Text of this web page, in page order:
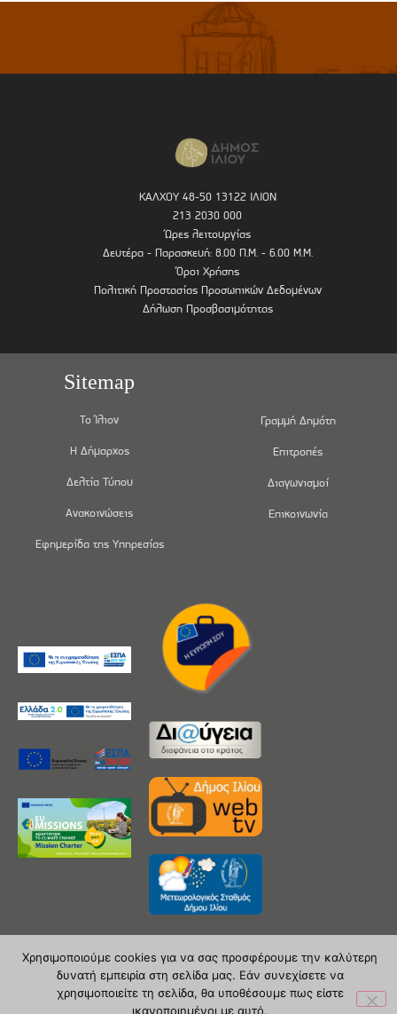
ΚΑΛΧΟΥ 48-50 13122 ΙΛΙΟΝ
213 2030 000
Ώρες λειτουργίας
Δευτέρα - Παρασκευή: 8.00 Π.Μ. - 6.00 Μ.Μ.
Όροι Χρήσης
Πολιτική Προστασίας Προσωπικών Δεδομένων
Δήλωση Προσβασιμότητας
Sitemap
Το Ίλιον
Η Δήμαρχος
Δελτία Τύπου
Ανακοινώσεις
Εφημερίδα της Υπηρεσίας
Γραμμή Δημότη
Επιτροπές
Διαγωνισμοί
Επικοινωνία
Copyright 2020 © Δήμος Ιλίου
Χρησιμοποιούμε cookies για να σας προσφέρουμε την καλύτερη
δυνατή εμπειρία στη σελίδα μας. Εάν συνεχίσετε να
χρησιμοποιείτε τη σελίδα, θα υποθέσουμε πως είστε
ικανοποιημένοι με αυτό.